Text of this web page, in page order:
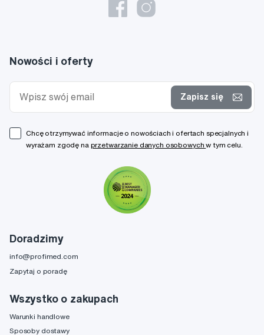
Doradzimy
info@profimed.com
Zapytaj o poradę
Wszystko o zakupach
Warunki handlowe
Sposoby dostawy
Nowości i oferty
Zapisz się
Chcę otrzymywać informacje o nowościach i ofertach specjalnych i
wyrażam zgodę na przetwarzanie danych osobowychw tym celu.